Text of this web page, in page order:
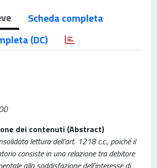
Scheda completa
(DC)
dei contenuti (Abstract)
lettura dell’art. 1218 c.c., poiché il
consiste in una relazione tra debitore
alla soddisfazione dell’interesse di